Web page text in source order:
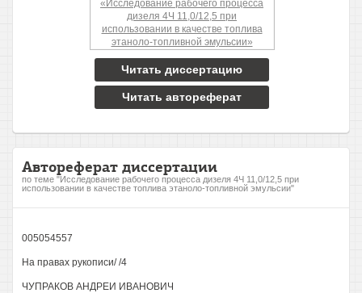
Читать диссертацию
Читать автореферат
Автореферат диссертации
по теме "Исследование рабочего процесса дизеля 4Ч 11,0/12,5 при
использовании в качестве топлива этаноло-топливной эмульсии"
005054557
На правах рукописи/ /4
ЧУПРАКОВ АНДРЕИ ИВАНОВИЧ